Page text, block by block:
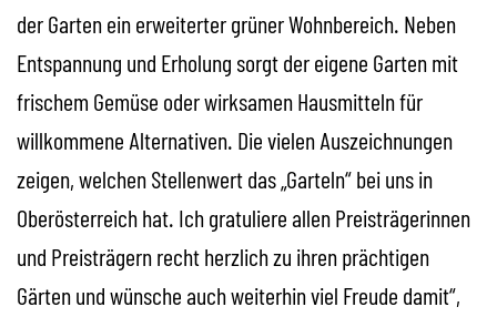
der Garten ein erweiterter grüner Wohnbereich. Neben
Entspannung und Erholung sorgt der eigene Garten mit
frischem Gemüse oder wirksamen Hausmitteln für
willkommene Alternativen. Die vielen Auszeichnungen
zeigen, welchen Stellenwert das „Garteln“ bei uns in
Oberösterreich hat. Ich gratuliere allen Preisträgerinnen
und Preisträgern recht herzlich zu ihren prächtigen
Gärten und wünsche auch weiterhin viel Freude damit“,